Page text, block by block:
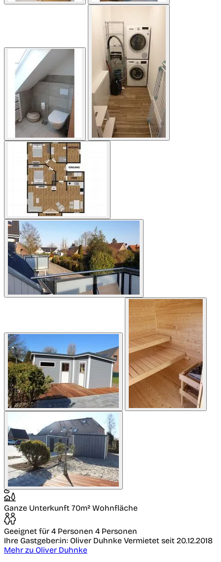
Ganze Unterkunft 70m² Wohnfläche
Geeignet für 4 Personen 4 Personen
Ihre Gastgeber:in: Oliver Duhnke Vermietet seit 20.12.2018
Mehr zu Oliver Duhnke